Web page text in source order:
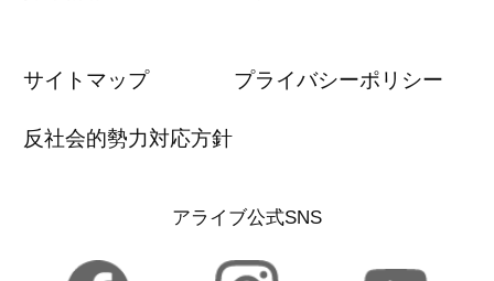
サイトマップ プライバシーポリシー
反社会的勢力対応方針
アライブ公式SNS